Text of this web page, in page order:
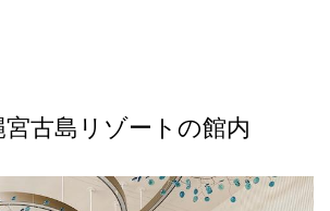
古島リゾートの館内